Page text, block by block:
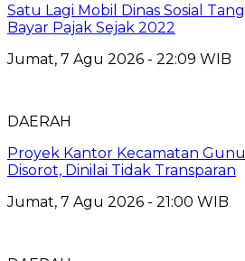
Satu Lagi Mobil Dinas Sosial
Bayar Pajak Sejak 2022
Jumat, 7 Agu 2026 - 22:09 WIB
DAERAH
Proyek Kantor Kecamatan
Disorot, Dinilai Tidak Transparan
Jumat, 7 Agu 2026 - 21:00 WIB